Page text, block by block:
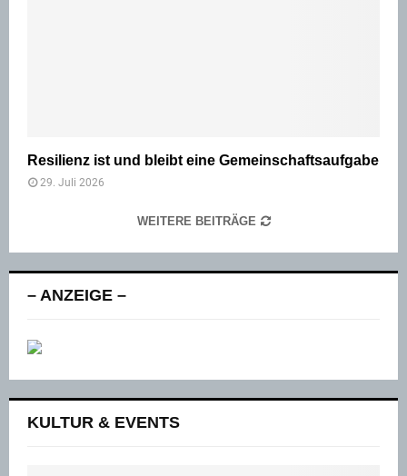
Resilienz ist und bleibt eine Gemeinschaftsaufgabe
29. Juli 2026
WEITERE BEITRÄGE
– ANZEIGE –
KULTUR & EVENTS